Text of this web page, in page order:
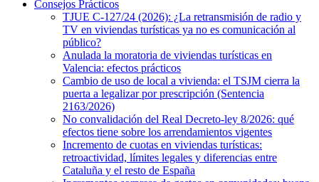
Consejos Prácticos
TJUE C-127/24 (2026): ¿La retransmisión de radio y
TV en viviendas turísticas ya no es comunicación al
público?
Anulada la moratoria de viviendas turísticas en
Valencia: efectos prácticos
Cambio de uso de local a vivienda: el TSJM cierra la
puerta a legalizar por prescripción (Sentencia
2163/2026)
No convalidación del Real Decreto-ley 8/2026: qué
efectos tiene sobre los arrendamientos vigentes
Incremento de cuotas en viviendas turísticas:
retroactividad, límites legales y diferencias entre
Cataluña y el resto de España